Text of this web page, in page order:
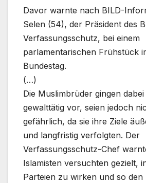
Davor warnte nach BILD-
Selen (54), der Präsident des
Verfassungsschutz, bei einem
parlamentarischen Frühstück
Bundestag.
(…)
Die Muslimbrüder gingen
gewalttätig vor, seien jedoch
gefährlich, da sie ihre Ziele
und langfristig verfolgten. Der
Verfassungsschutz-Chef
Islamisten versuchten gezielt,
Parteien zu wirken und so den